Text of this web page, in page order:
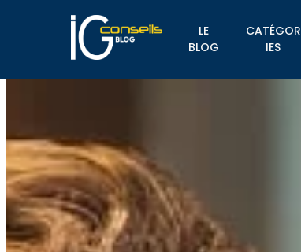
LE
BLOG
CATÉGOR
IES